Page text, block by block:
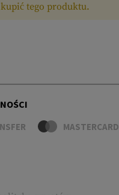
tego produktu.
MASTERCARD